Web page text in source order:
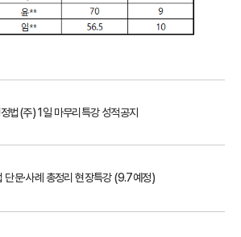
법(주) 1일 마무리특강 성적공지
단문·사례 총정리 현장특강 (9.7예정)